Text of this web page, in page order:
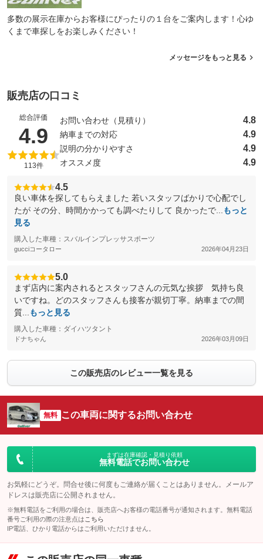
多数の展示在庫からお客様にぴったりの１台をご案内します！心ゆ
くまで車探しをお楽しみください！
メッセージをもっと見る
販売店の口コミ
総合評価
4.9 （5点満点中）
113件
お問い合わせ（見積り） 4.8
納車までの対応 4.9
説明の分かりやすさ 4.9
オススメ度 4.9
4.5
良い車体を探してもらえました 若いスタッフばかりで心配でし
たが その分、時間かかっても調べたりして 良かったで...
もっと
見る
購入した車種：スバルインプレッサスポーツ
gucciコータロー 2026年04月23日
5.0
まず店内に案内されるとスタッフさんの元気な挨拶 気持ち良
いですね。どのスタッフさんも接客が親切丁寧。納車までの間
質...
もっと見る
購入した車種：ダイハツタント
ドナちゃん 2026年03月09日
この販売店のレビュー一覧を見る
無料 この車両に関するお問い合わせ
まずは在庫確認・見積り依頼
無料電話でお問い合わせ
お気軽にどうぞ。問合せ後に何度もご連絡が届くことはありません。メールア
ドレスは販売店に公開されません。
※無料電話をご利用の場合は、販売店へお客様の電話番号が通知されます。無料電話
番号ご利用の際の注意点は こちら
IP電話、ひかり電話からはご利用いただけません。